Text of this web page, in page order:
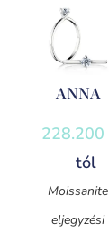
ANNA
228.200
tól
Moissanite
eljegyzési